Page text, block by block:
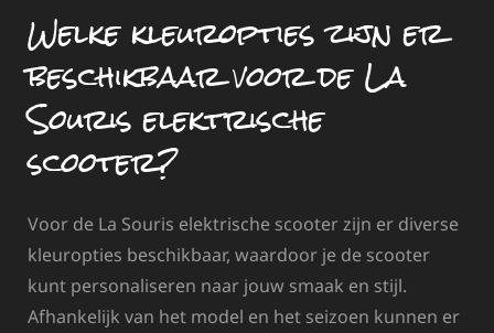
Welke kleuropties zijn er
beschikbaar voor de La
Souris elektrische
scooter?
Voor de La Souris elektrische scooter zijn er diverse
kleuropties beschikbaar, waardoor je de scooter
kunt personaliseren naar jouw smaak en stijl.
Afhankelijk van het model en het seizoen kunnen er